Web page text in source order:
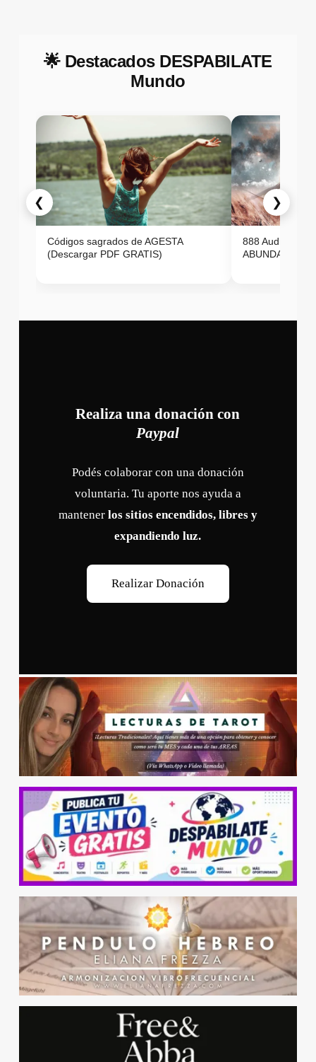
🌟 Destacados DESPABILATE
Mundo
❮
Códigos sagrados de AGESTA
(Descargar PDF GRATIS)
888 Audio
ABUNDANCIA
❯
Realiza una donación con
Paypal
Podés colaborar con una donación
voluntaria. Tu aporte nos ayuda a
mantener los sitios encendidos, libres y
expandiendo luz.
Realizar Donación